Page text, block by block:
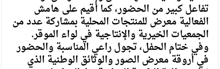
تفاعل كبير من الحضور، كما أُقيم على هامش
الفعالية معرض للمنتجات المحلية بمشاركة عدد من
الجمعيات الخيرية والإنتاجية في لواء الموقر.
وفي ختام الحفل، تجول راعي المناسبة والحضور
في أروقة معرض الصور والوثائق الوطنية الذي